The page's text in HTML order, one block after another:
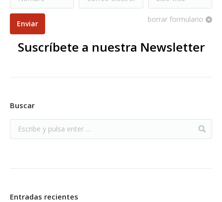
*
borrar formulario
Enviar
Suscríbete a nuestra Newsletter
Buscar
Entradas recientes